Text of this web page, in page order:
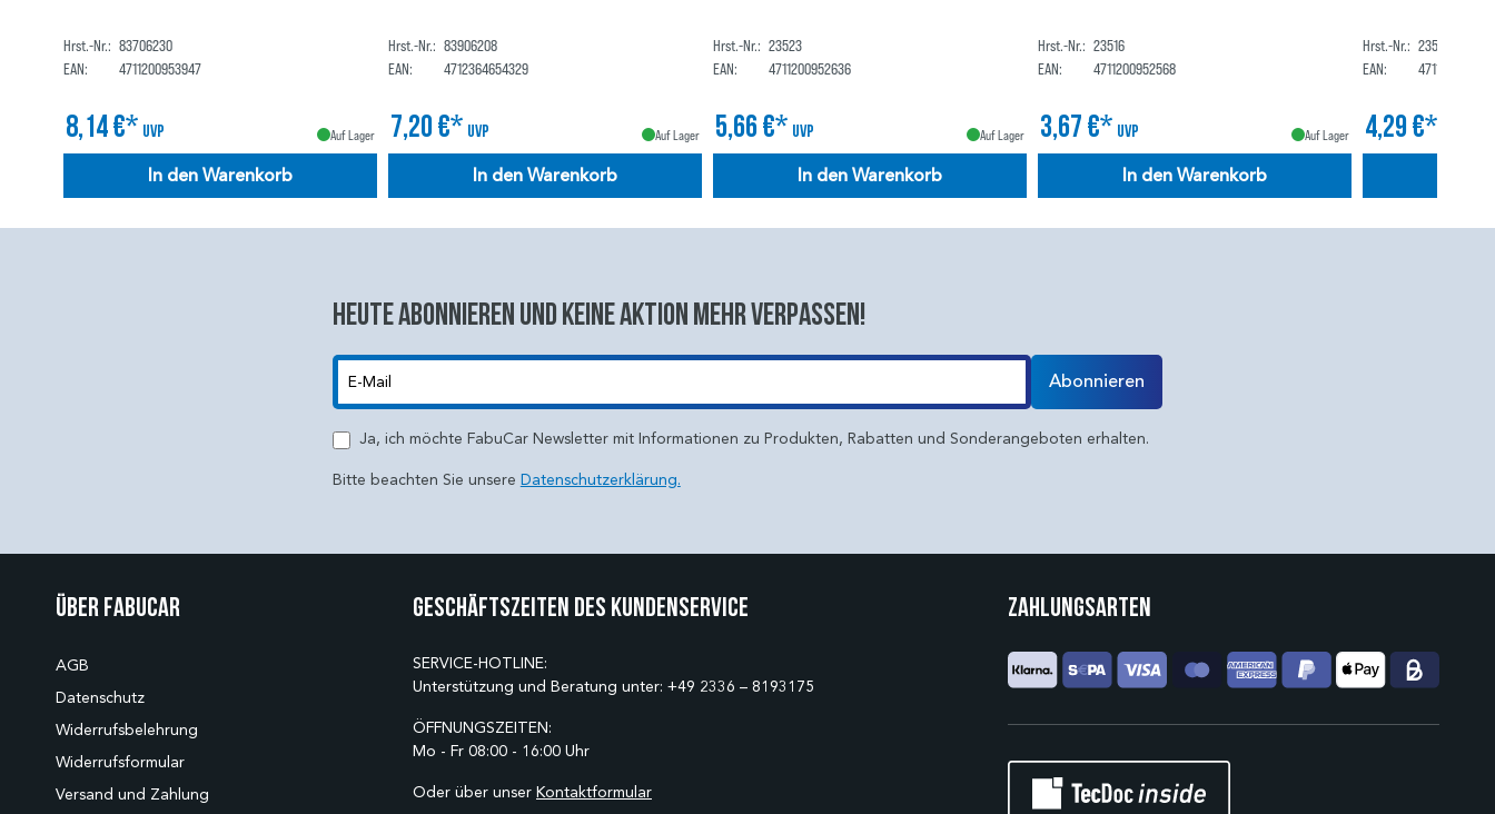
Hrst.-Nr.: 83706230
EAN:
4711200953947
8,14 €* UVP Auf Lager
In den Warenkorb
Hrst.-Nr.: 83906208
EAN:
4712364654329
7,20 €* UVP Auf Lager
In den Warenkorb
Hrst.-Nr.: 23523
EAN:
4711200952636
5,66 €* UVP Auf Lager
In den Warenkorb
Hrst.-Nr.: 23516
EAN:
4711200952568
3,67 €* UVP Auf Lager
In den Warenkorb
Hrst.-Nr.: 23519
EAN:
4,29 €*
Heute abonnieren und keine aktion mehr verpassen!
Abonnieren
Ja, ich möchte FabuCar Newsletter mit Informationen zu Produkten, Rabatten und Sonderangeboten erhalten.
Bitte beachten Sie unsere Datenschutzerklärung.
Über Fabucar
AGB
Datenschutz
Widerrufsbelehrung
Widerrufsformular
Versand und Zahlung
Geschäftszeiten des Kundenservice
SERVICE-HOTLINE:
Unterstützung und Beratung unter: +49 2336 – 8193175
ÖFFNUNGSZEITEN:
Mo - Fr 08:00 - 16:00 Uhr
Oder über unser Kontaktformular
Zahlungsarten